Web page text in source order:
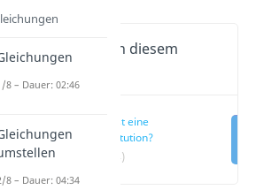
Wichtige Inhalte in diesem
Was ist eine
Substitution?
(00:14)
8 – Dauer: 02:46
8 – Dauer: 04:34